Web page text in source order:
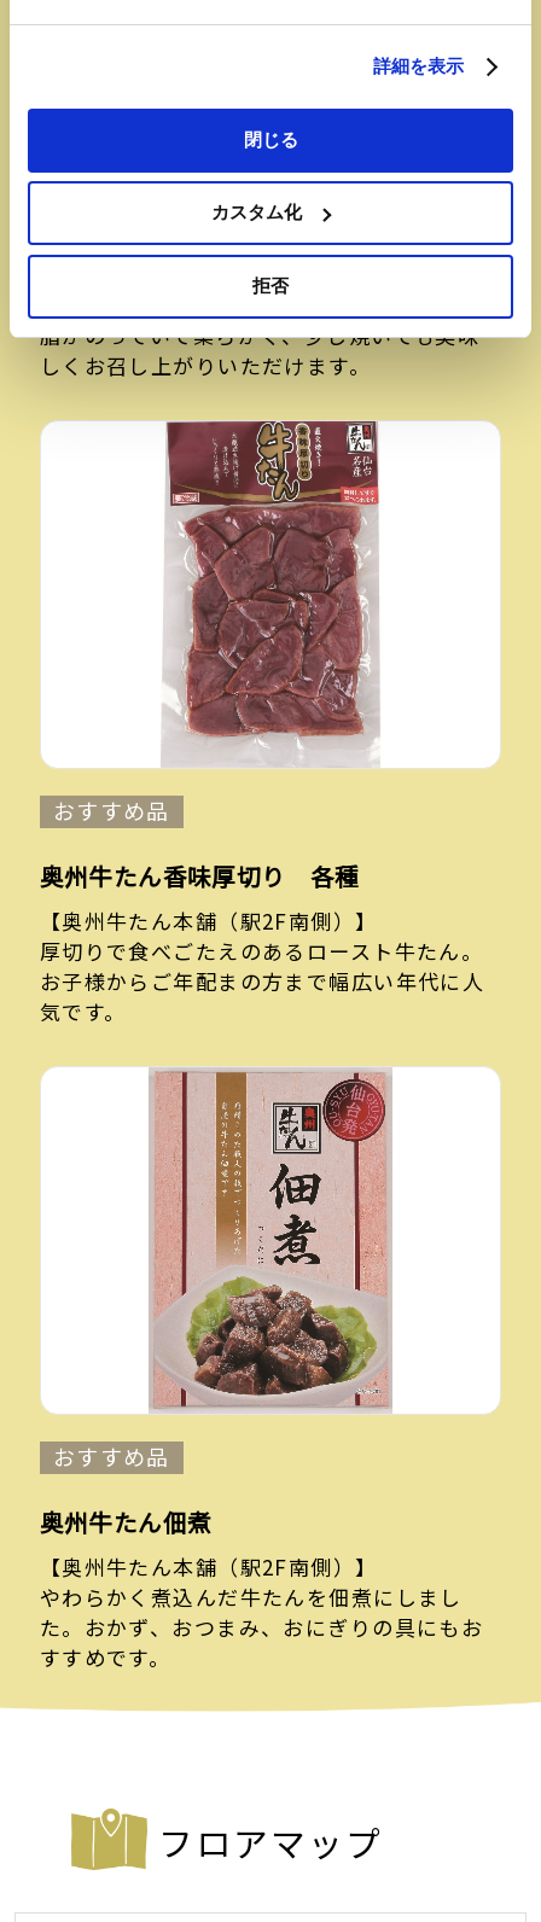
詳細を表示
閉じる
カスタム化
拒否
おすすめ品
【奥州牛たん本舗（駅2F南側）】
厳選たん元を使用した燻製のスライスです。
脂がのっていて柔らかく、少し焼いても美味
しくお召し上がりいただけます。
おすすめ品
奥州牛たん香味厚切り 各種
【奥州牛たん本舗（駅2F南側）】
厚切りで食べごたえのあるロースト牛たん。
お子様からご年配まの方まで幅広い年代に人
気です。
おすすめ品
奥州牛たん佃煮
【奥州牛たん本舗（駅2F南側）】
やわらかく煮込んだ牛たんを佃煮にしまし
た。おかず、おつまみ、おにぎりの具にもお
すすめです。
フロアマップ